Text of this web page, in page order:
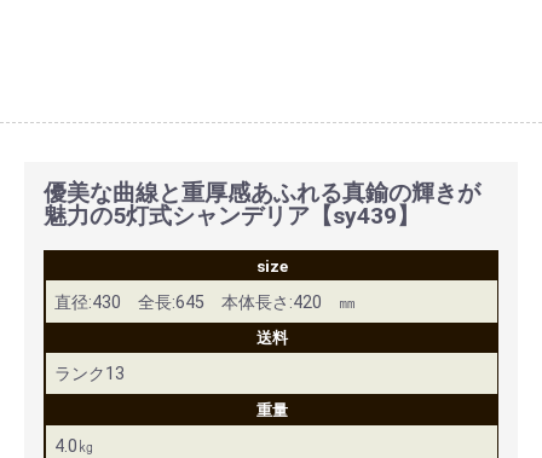
優美な曲線と重厚感あふれる真鍮の輝きが
魅力の5灯式シャンデリア【sy439】
size
直径:430 全長:645 本体長さ:420 ㎜
送料
ランク13
重量
4.0㎏